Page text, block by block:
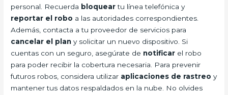
personal. Recuerda bloqueartu línea telefónica y
reportar el robo a las autoridades correspondientes.
Además, contacta a tu proveedor de servicios para
cancelar el plan y solicitar un nuevo dispositivo. Si
cuentas con un seguro, asegúrate de notificar el robo
para poder recibir la cobertura necesaria. Para prevenir
futuros robos, considera utilizar aplicaciones de rastreo y
mantener tus datos respaldados en la nube. No olvides